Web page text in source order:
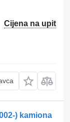
Cijena na upit
) kamiona